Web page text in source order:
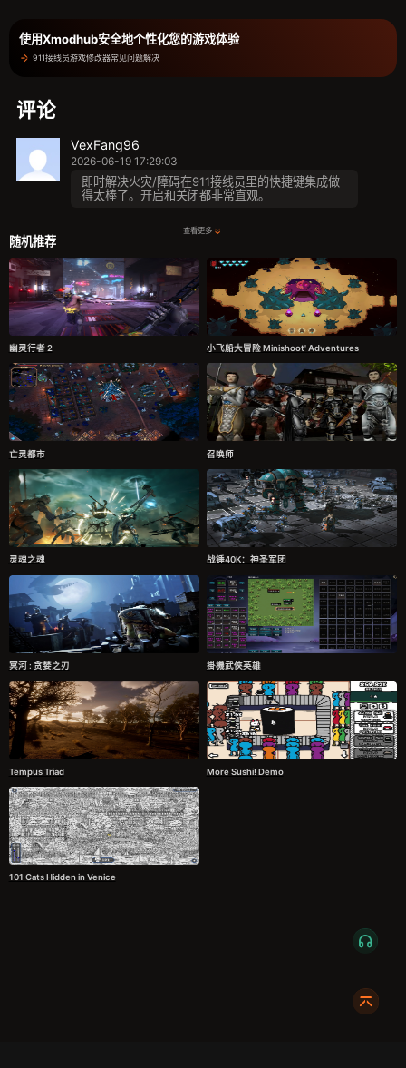
使用Xmodhub安全地个性化您的游戏体验
911接线员游戏修改器常见问题解决
评论
VexFang96
2026-06-19 17:29:03
即时解决火灾/障碍在911接线员里的快捷键集成做
得太棒了。开启和关闭都非常直观。
查看更多
随机推荐
幽灵行者 2 小飞船大冒险 Minishoot' Adventures
亡灵都市 召唤师
灵魂之魂 战锤40K：神圣军团
冥河 : 贪婪之刃 掛機武俠英雄
Tempus Triad More Sushi! Demo
101 Cats Hidden in Venice